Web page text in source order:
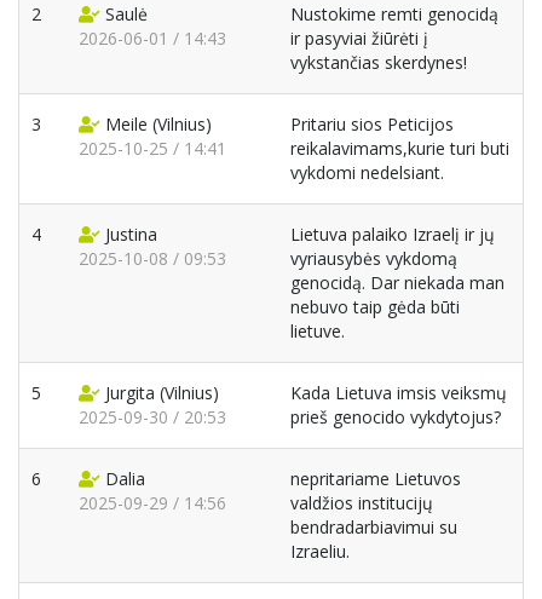
2
Saulė
2026-06-01 / 14:43
Nustokime remti genocidą
ir pasyviai žiūrėti į
vykstančias skerdynes!
3 Meile (Vilnius)
2025-10-25 / 14:41
Pritariu sios Peticijos
reikalavimams,kurie turi buti
vykdomi nedelsiant.
4
Justina
2025-10-08 / 09:53
Lietuva palaiko Izraelį ir jų
vyriausybės vykdomą
genocidą. Dar niekada man
nebuvo taip gėda būti
lietuve.
5 Jurgita (Vilnius)
2025-09-30 / 20:53
Kada Lietuva imsis veiksmų
prieš genocido vykdytojus?
6
Dalia
2025-09-29 / 14:56
nepritariame Lietuvos
valdžios institucijų
bendradarbiavimui su
Izraeliu.